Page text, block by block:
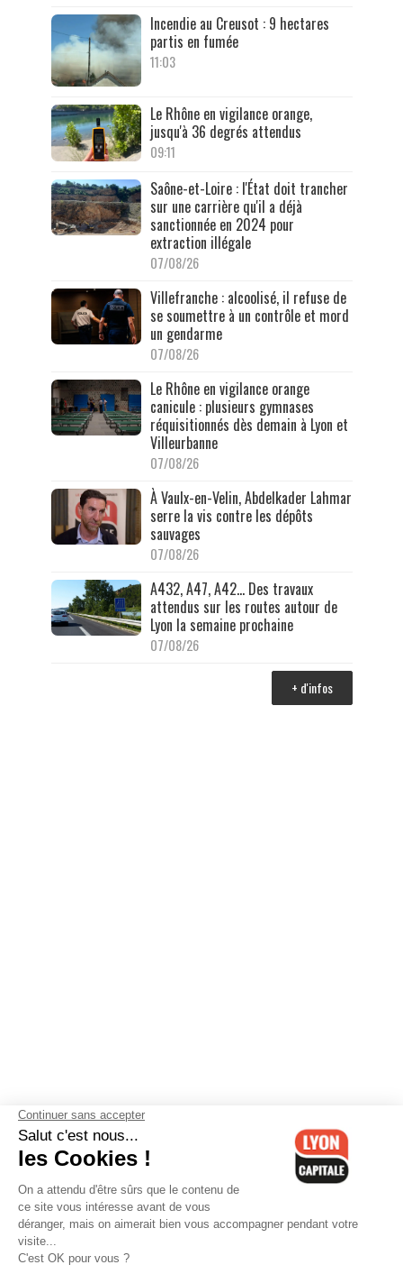
Incendie au Creusot : 9 hectares
partis en fumée
11:03
Le Rhône en vigilance orange,
jusqu'à 36 degrés attendus
09:11
Saône-et-Loire : l'État doit trancher
sur une carrière qu'il a déjà
sanctionnée en 2024 pour
extraction illégale
07/08/26
Villefranche : alcoolisé, il refuse de
se soumettre à un contrôle et mord
un gendarme
07/08/26
Le Rhône en vigilance orange
canicule : plusieurs gymnases
réquisitionnés dès demain à Lyon et
Villeurbanne
07/08/26
À Vaulx-en-Velin, Abdelkader Lahmar
serre la vis contre les dépôts
sauvages
07/08/26
A432, A47, A42… Des travaux
attendus sur les routes autour de
Lyon la semaine prochaine
07/08/26
+ d'infos